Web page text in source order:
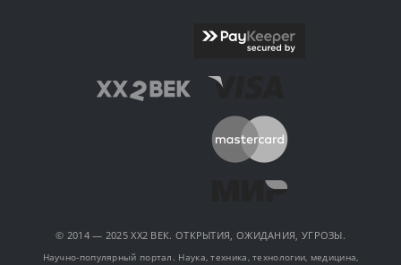
© 2014 — 2025 XX2 ВЕК. ОТКРЫТИЯ, ОЖИДАНИЯ, УГРОЗЫ.
Научно-популярный портал. Наука, техника, технологии, медицина,